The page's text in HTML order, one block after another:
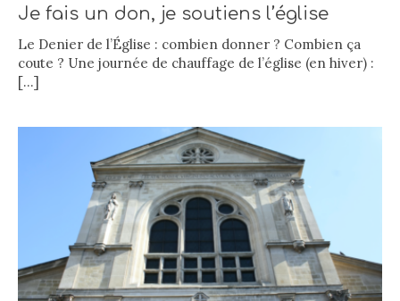
Je fais un don, je soutiens l’église
Le Denier de l’Église : combien donner ? Combien ça
coute ? Une journée de chauffage de l’église (en hiver) :
[…]